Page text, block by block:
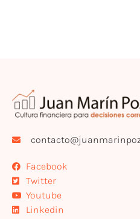
Facebook
Twitter
Youtube
Linkedin